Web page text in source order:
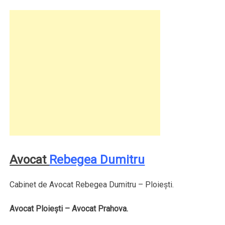
Avocat Rebegea Dumitru
Cabinet de Avocat Rebegea Dumitru – Ploieşti.
Avocat Ploieşti – Avocat Prahova.